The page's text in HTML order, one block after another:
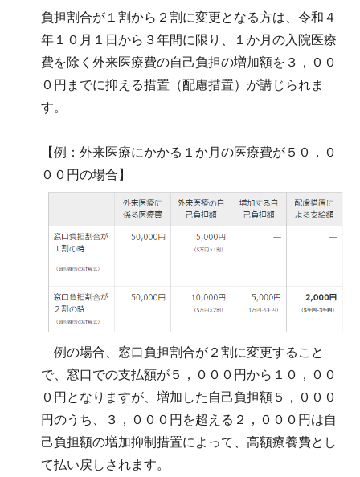
負担割合が１割から２割に変更となる方は、令和４
年１０月１日から３年間に限り、１か月の入院医療
費を除く外来医療費の自己負担の増加額を３，００
０円までに抑える措置（配慮措置）が講じられま
す。
【例：外来医療にかかる１か月の医療費が５０，０
００円の場合】
例の場合、窓口負担割合が２割に変更すること
で、窓口での支払額が５，０００円から１０，００
０円となりますが、増加した自己負担額５，０００
円のうち、３，０００円を超える２，０００円は自
己負担額の増加抑制措置によって、高額療養費とし
て払い戻しされます。